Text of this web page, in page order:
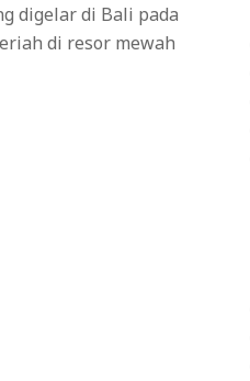
digelar di Bali pada
di resor mewah